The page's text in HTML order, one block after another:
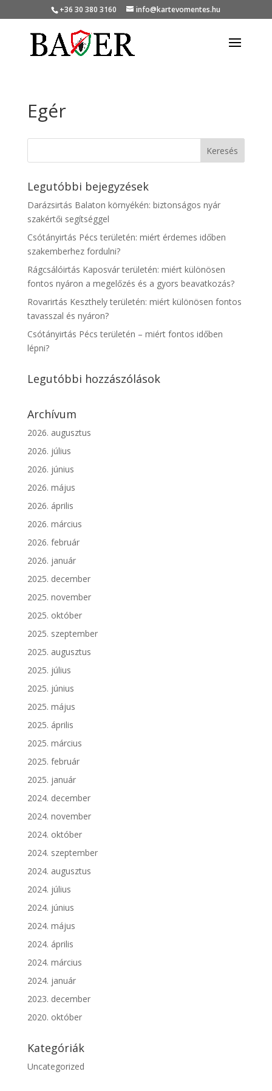
+36 30 380 3160 info@kartevomentes.hu
Egér
Legutóbbi bejegyzések
Darázsirtás Balaton környékén: biztonságos nyár
szakértői segítséggel
Csótányirtás Pécs területén: miért érdemes időben
szakemberhez fordulni?
Rágcsálóirtás Kaposvár területén: miért különösen
fontos nyáron a megelőzés és a gyors beavatkozás?
Rovarirtás Keszthely területén: miért különösen fontos
tavasszal és nyáron?
Csótányirtás Pécs területén – miért fontos időben
lépni?
Legutóbbi hozzászólások
Archívum
2026. augusztus
2026. július
2026. június
2026. május
2026. április
2026. március
2026. február
2026. január
2025. december
2025. november
2025. október
2025. szeptember
2025. augusztus
2025. július
2025. június
2025. május
2025. április
2025. március
2025. február
2025. január
2024. december
2024. november
2024. október
2024. szeptember
2024. augusztus
2024. július
2024. június
2024. május
2024. április
2024. március
2024. január
2023. december
2020. október
Kategóriák
Uncategorized